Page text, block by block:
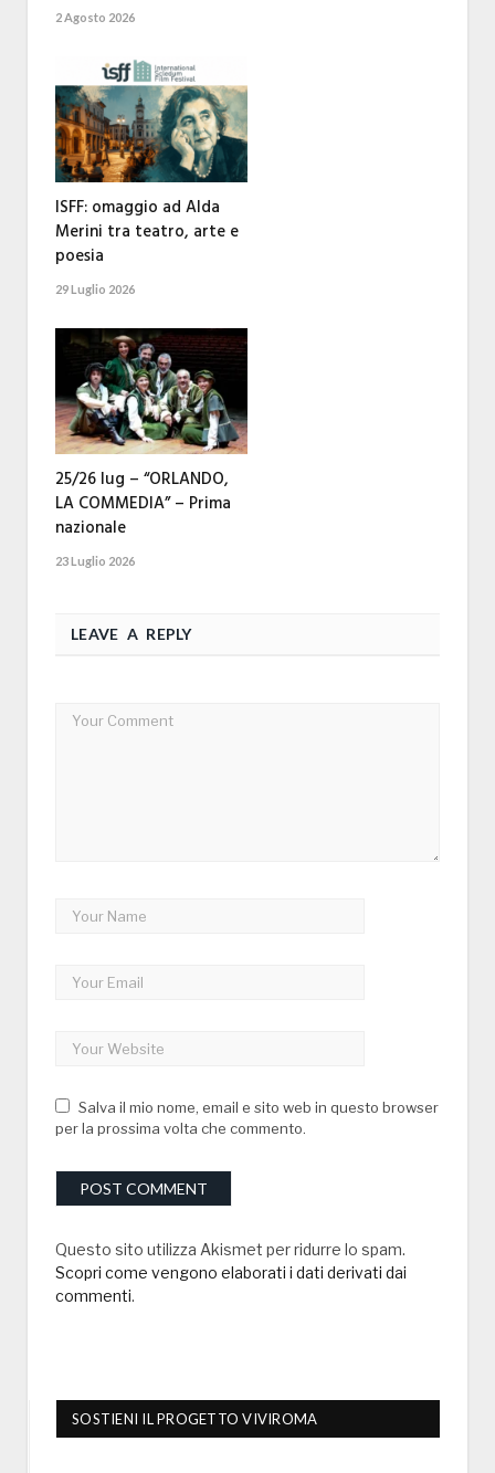
2 Agosto 2026
ISFF: omaggio ad Alda
Merini tra teatro, arte e
poesia
29 Luglio 2026
25/26 lug – “ORLANDO,
LA COMMEDIA” – Prima
nazionale
23 Luglio 2026
LEAVE A REPLY
Salva il mio nome, email e sito web in questo browser
per la prossima volta che commento.
Questo sito utilizza Akismet per ridurre lo spam.
Scopri come vengono elaborati i dati derivati dai
commenti.
SOSTIENI IL PROGETTO VIVIROMA